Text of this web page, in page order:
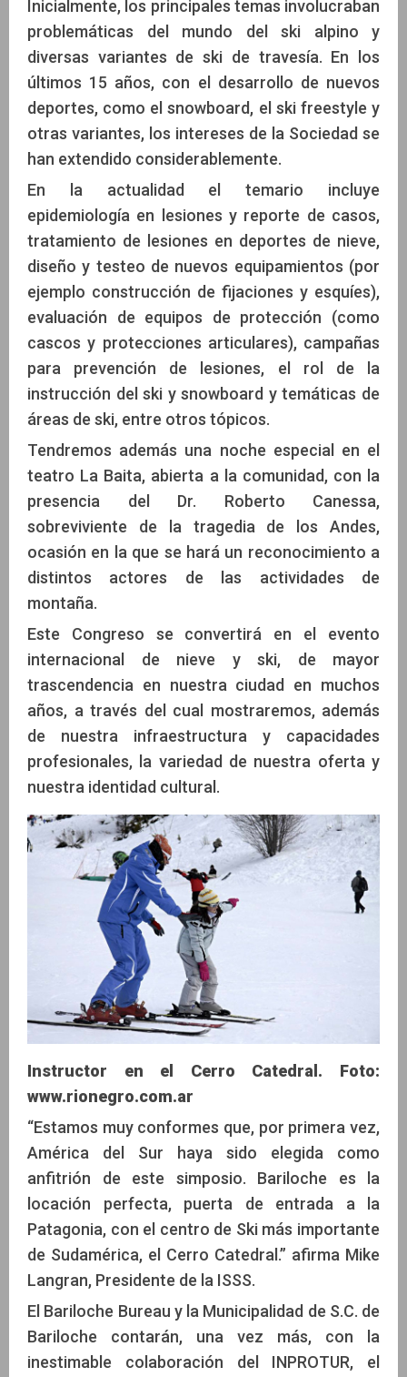
Inicialmente, los principales temas involucraban
problemáticas del mundo del ski alpino y
diversas variantes de ski de travesía. En los
últimos 15 años, con el desarrollo de nuevos
deportes, como el snowboard, el ski freestyle y
otras variantes, los intereses de la Sociedad se
han extendido considerablemente.
En la actualidad el temario incluye
epidemiología en lesiones y reporte de casos,
tratamiento de lesiones en deportes de nieve,
diseño y testeo de nuevos equipamientos (por
ejemplo construcción de fijaciones y esquíes),
evaluación de equipos de protección (como
cascos y protecciones articulares), campañas
para prevención de lesiones, el rol de la
instrucción del ski y snowboard y temáticas de
áreas de ski, entre otros tópicos.
Tendremos además una noche especial en el
teatro La Baita, abierta a la comunidad, con la
presencia del Dr. Roberto Canessa,
sobreviviente de la tragedia de los Andes,
ocasión en la que se hará un reconocimiento a
distintos actores de las actividades de
montaña.
Este Congreso se convertirá en el evento
internacional de nieve y ski, de mayor
trascendencia en nuestra ciudad en muchos
años, a través del cual mostraremos, además
de nuestra infraestructura y capacidades
profesionales, la variedad de nuestra oferta y
nuestra identidad cultural.
Instructor en el Cerro Catedral. Foto:
www.rionegro.com.ar
“Estamos muy conformes que, por primera vez,
América del Sur haya sido elegida como
anfitrión de este simposio. Bariloche es la
locación perfecta, puerta de entrada a la
Patagonia, con el centro de Ski más importante
de Sudamérica, el Cerro Catedral.” afirma Mike
Langran, Presidente de la ISSS.
El Bariloche Bureau y la Municipalidad de S.C. de
Bariloche contarán, una vez más, con la
inestimable colaboración del INPROTUR, el